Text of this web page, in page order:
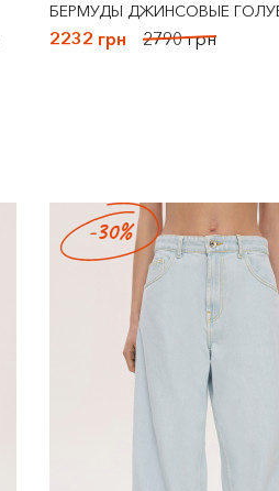
БЕРМУДЫ ДЖИНСОВЫЕ
2232 грн 2790 грн
-30%